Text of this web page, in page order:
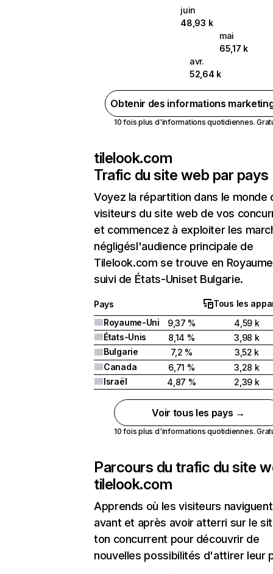
juin
48,93 k
mai
65,17 k
avr.
52,64 k
Obtenir des informations
10 fois plus d'informations quotidiennes.
tilelook.com
Trafic du site web par pays
Voyez la répartition dans le monde
visiteurs du site web de vos
et commencez à exploiter les
négligésl'audience principale de
Tilelook.com se trouve en
suivi de États-Uniset Bulgarie.
Pays
Tous les
Royaume-Uni
9,37 %
4,59 k
États-Unis
8,14 %
3,98 k
Bulgarie
7,2 %
3,52 k
Canada
6,71 %
3,28 k
Israël
4,87 % 2,39 k
Voir tous les pays →
10 fois plus d'informations quotidiennes.
Parcours du trafic du site
tilelook.com
Apprends où les visiteurs naviguent
avant et après avoir atterri sur le
ton concurrent pour découvrir de
nouvelles possibilités d'attirer leur